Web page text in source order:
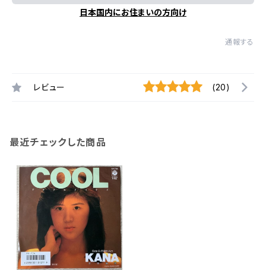
日本国内にお住まいの方向け
通報する
レビュー (20)
最近チェックした商品